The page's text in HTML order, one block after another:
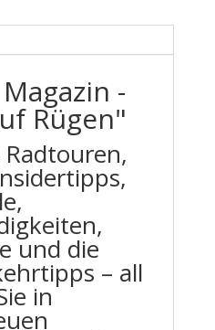
-
Rügen"
und die
– all
in